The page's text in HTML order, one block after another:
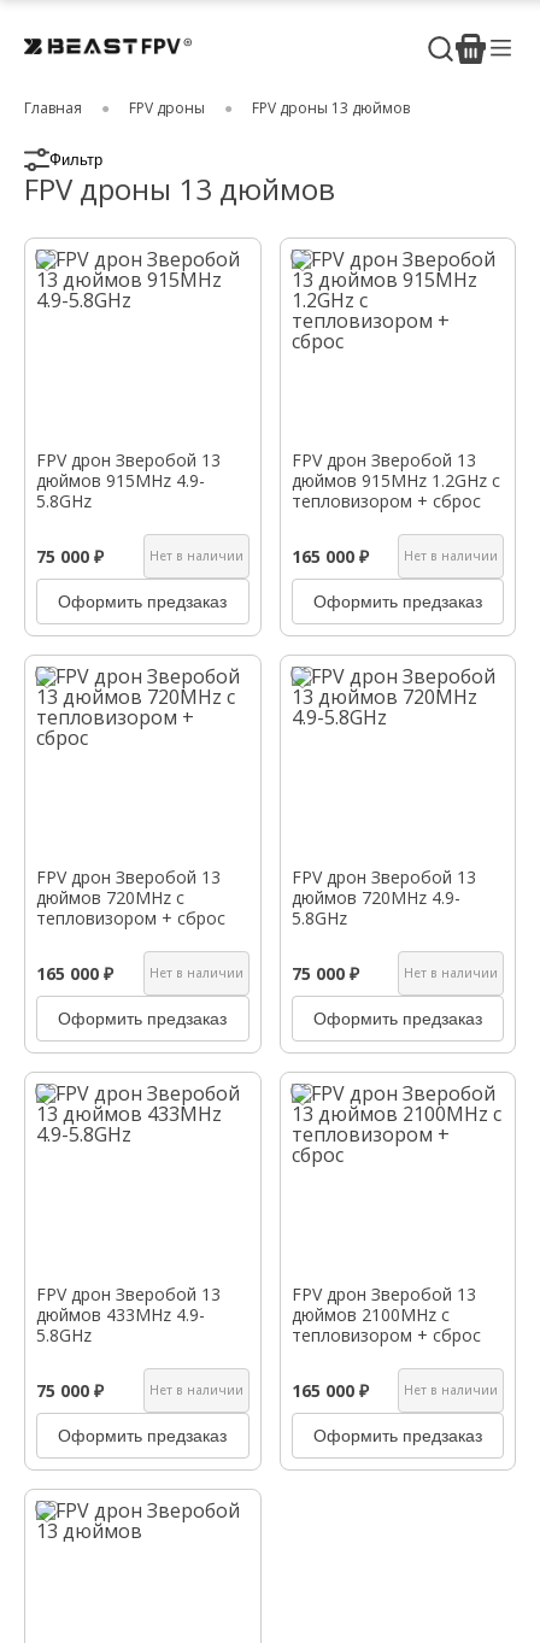
Главная FPV дроны FPV дроны 13 дюймов
Фильтр
FPV дроны 13 дюймов
FPV дрон Зверобой 13
дюймов 915MHz 4.9-
5.8GHz
75 000 ₽ Нет в наличии
Оформить предзаказ
FPV дрон Зверобой 13
дюймов 915MHz 1.2GHz с
тепловизором + сброс
165 000 ₽ Нет в наличии
Оформить предзаказ
FPV дрон Зверобой 13
дюймов 720MHz с
тепловизором + сброс
165 000 ₽ Нет в наличии
Оформить предзаказ
FPV дрон Зверобой 13
дюймов 720MHz 4.9-
5.8GHz
75 000 ₽ Нет в наличии
Оформить предзаказ
FPV дрон Зверобой 13
дюймов 433MHz 4.9-
5.8GHz
75 000 ₽ Нет в наличии
Оформить предзаказ
FPV дрон Зверобой 13
дюймов 2100MHz с
тепловизором + сброс
165 000 ₽ Нет в наличии
Оформить предзаказ